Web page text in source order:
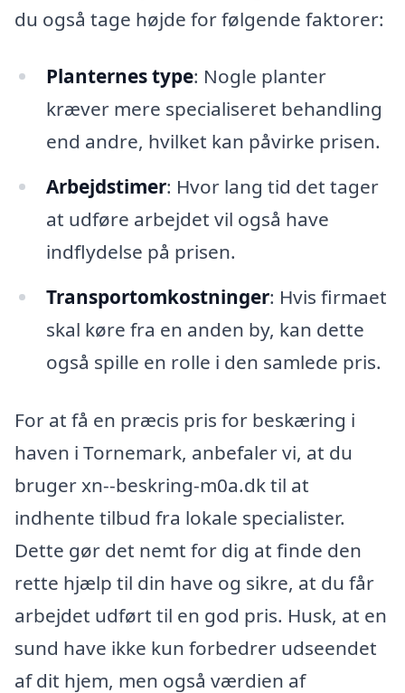
du også tage højde for følgende faktorer:
Planternes type: Nogle planter
kræver mere specialiseret behandling
end andre, hvilket kan påvirke prisen.
Arbejdstimer: Hvor lang tid det tager
at udføre arbejdet vil også have
indflydelse på prisen.
Transportomkostninger: Hvis firmaet
skal køre fra en anden by, kan dette
også spille en rolle i den samlede pris.
For at få en præcis pris for beskæring i
haven i Tornemark, anbefaler vi, at du
bruger xn--beskring-m0a.dk til at
indhente tilbud fra lokale specialister.
Dette gør det nemt for dig at finde den
rette hjælp til din have og sikre, at du får
arbejdet udført til en god pris. Husk, at en
sund have ikke kun forbedrer udseendet
af dit hjem, men også værdien af